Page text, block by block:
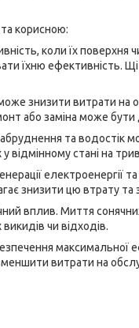
корисною:
коли їх поверхня
їхню ефективність.
знизити витрати на
або заміна може
та
стані на
електроенергії та
знизити цю втрату та
вплив. Миття
чи відходів.
максимальної
витрати на